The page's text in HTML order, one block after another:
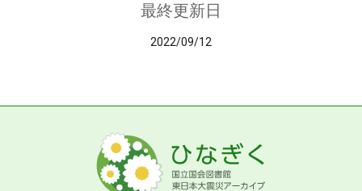
最終更新日
2022/09/12